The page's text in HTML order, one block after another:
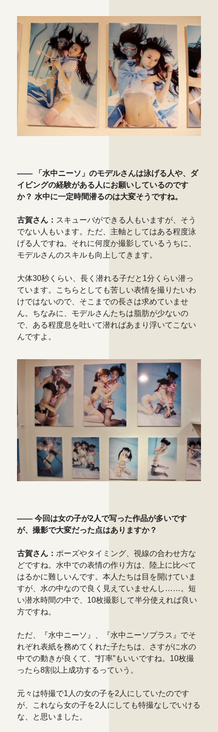
―― 「水中ニーソ」のモデルさんは泳げる人や、ダ
イビングの経験がある人にお願いしているのです
か？ 水中に一定時間潜るのは大変そうですね。
古賀さん： スキューバができる人もいますが、そう
でない人もいます。ただ、主軸としてはある程度泳
げる人ですね。それに何度か撮影しているうちに、
モデルさんのスキルも向上してきます。
大体30秒くらい、長く潜れる子だと1分くらい潜っ
ています。こちらとしても苦しい表情を撮りたいわ
けではないので、そこまでの長さは求めていませ
ん。ちなみに、モデルさんたちは脂肪が少ないの
で、ある程度息を吐いて潜ればあまり浮いてこない
んですよ。
―― 今回は女の子が2人で写った作品が多いです
が、撮影で大変だった点はありますか？
古賀さん： ポーズやタイミング、視線の合わせ方な
どですね。水中での表情の作り方は、陸上に比べて
はるかに難しいんです。本人たちは目を開けていま
すが、水の中なので良く見えていませんし……。短
い潜水時間の中で、10枚撮影して半分使えれば良い
方ですね。
ただ、『水中ニーソ』、『水中ニーソプラス』でそ
れぞれ表紙を務めてくれた子たちは、さすがに水の
中での動きが良くて、“打率”もいいですね。10枚撮
ったら8割以上成功するっていう。
元々は特撮で1人の女の子を2人にしていたのです
が、これなら女の子を2人にしても特撮なしでいける
な、と思いました。